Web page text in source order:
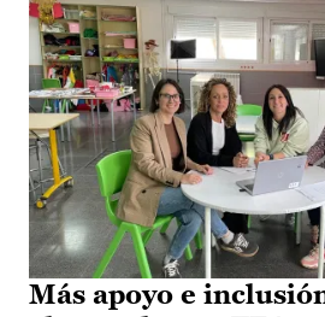
Más apoyo e